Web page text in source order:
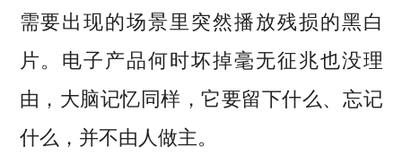
需要出现的场景里突然播放残损的黑白
片。电子产品何时坏掉毫无征兆也没理
由，大脑记忆同样，它要留下什么、忘记
什么，并不由人做主。